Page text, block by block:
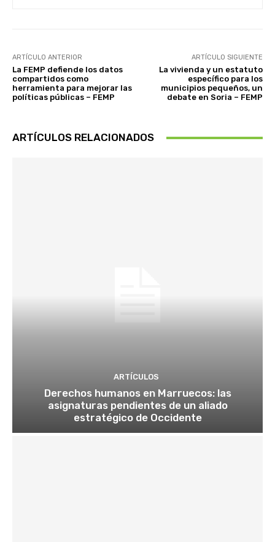
ARTÍCULO ANTERIOR
La FEMP defiende los datos
compartidos como
herramienta para mejorar las
políticas públicas – FEMP
ARTÍCULO SIGUIENTE
La vivienda y un estatuto
específico para los
municipios pequeños, un
debate en Soria – FEMP
ARTÍCULOS RELACIONADOS
ARTÍCULOS
Derechos humanos en Marruecos: las
asignaturas pendientes de un aliado
estratégico de Occidente